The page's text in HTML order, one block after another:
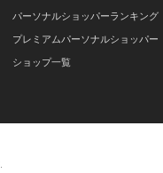
パーソナルショッパーランキング
プレミアムパーソナルショッパー
ショップ一覧